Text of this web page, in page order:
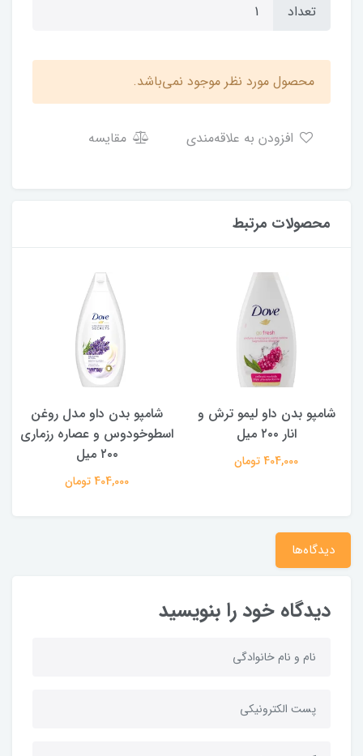
تعداد
محصول مورد نظر موجود نمی‌باشد.
مقایسه
محصولات مرتبط
شامپو بدن داو لیمو ترش و
انار ۲۰۰ میل
404,000 تومان
شامپو بدن ‌داو مدل روغن
اسطوخودوس و عصاره رزماری
۲۰۰ میل
404,000 تومان
دیدگاه‌ها
دیدگاه خود را بنویسید